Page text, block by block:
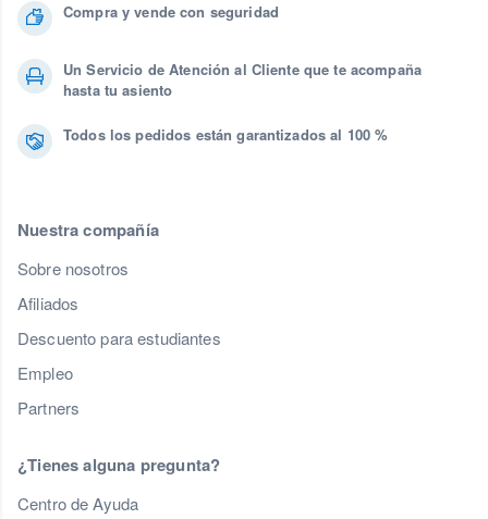
Compra y vende con seguridad
Un Servicio de Atención al Cliente que te acompaña
hasta tu asiento
Todos los pedidos están garantizados al 100 %
Nuestra compañía
Sobre nosotros
Afiliados
Descuento para estudiantes
Empleo
Partners
¿Tienes alguna pregunta?
Centro de Ayuda